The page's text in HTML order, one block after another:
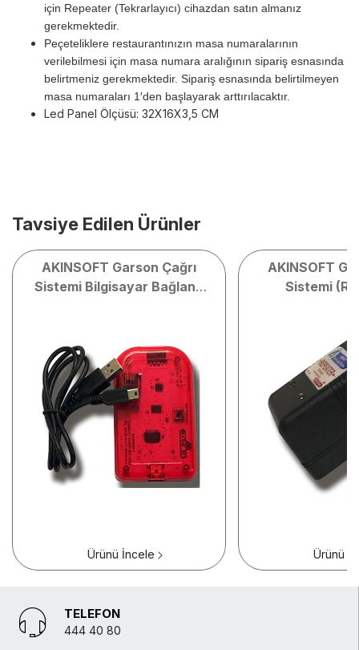
için Repeater (Tekrarlayıcı) cihazdan satın almanız
gerekmektedir.
Peçeteliklere restaurantınızın masa numaralarının
verilebilmesi için masa numara aralığının sipariş esnasında
belirtmeniz gerekmektedir. Sipariş esnasında belirtilmeyen
masa numaraları 1′den başlayarak arttırılacaktır.
Led Panel Ölçüsü: 32X16X3,5 CM
Tavsiye Edilen Ürünler
AKINSOFT Garson Çağrı
Sistemi Bilgisayar Bağlantı
Ürünü İncele
AKINSOFT
Sistemi
Ürünü
TELEFON
444 40 80